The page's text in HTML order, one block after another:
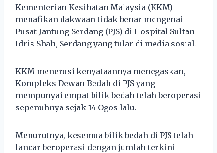
Kementerian Kesihatan Malaysia (KKM)
menafikan dakwaan tidak benar mengenai
Pusat Jantung Serdang (PJS) di Hospital Sultan
Idris Shah, Serdang yang tular di media sosial.
KKM menerusi kenyataannya menegaskan,
Kompleks Dewan Bedah di PJS yang
mempunyai empat bilik bedah telah beroperasi
sepenuhnya sejak 14 Ogos lalu.
Menurutnya, kesemua bilik bedah di PJS telah
lancar beroperasi dengan jumlah terkini